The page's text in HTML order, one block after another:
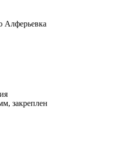
Алферьевка
закреплен